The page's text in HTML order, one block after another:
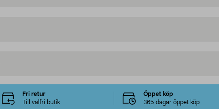
Fri retur
Till valfri butik
Öppet köp
365 dagar öppet köp